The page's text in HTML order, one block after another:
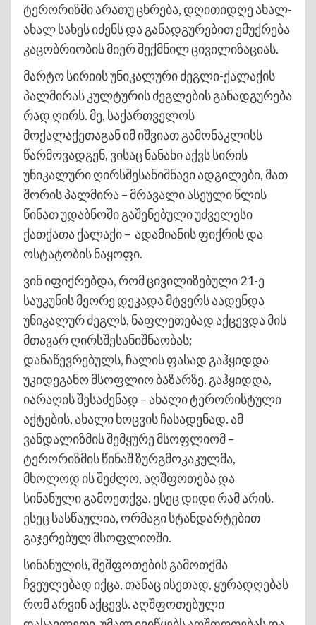
ტერორიზმი არათუ ცხრება, დღითიდღე ახალ-
ახალ სახეს იძენს და განადგურებით ემუქრება
კაცობრიობის მიერ შექმნილ ცივილიზაციას.
მარტო სირიის უნიკალური ძეგლი-ქალაქის
პალმირას კულტურის ძეგლების განადგურება
რად ღირს. მე, საქართველოს
მოქალაქეთაგან იმ იშვიათ გამონაკლისს
წარმოვადგენ, ვისაც ნანახი აქვს სირის
უნიკალური ღირსშესანიშნავი ადგილები, მათ
შორის პალმირა – მრავალი ასეული წლის
წინათ უდაბნოში გაშენებული უძველესი
ქათქათა ქალაქი – ადამიანის ფიქრის და
ოსტატობის ნაყოფი.
ვინ იფიქრებდა, რომ ცივილიზებული 21-ე
საუკუნის მეორე დეკადა მტვერს აადენდა
უნიკალურ ძეგლს, ნაფლეთებად აქცევდა მის
მთავარ ღირსშესანიშნაობას;
დანაწევრებულს, ჩალის ფასად გაჰყიდდა
უკიდეგანო მსოფლიო ბაზარზე. გაჰყიდდა,
იარაღის შესაძენად – ახალი ტერორისტული
აქტების, ახალი ხოცვის ჩასადენად. ამ
ვანდალიზმის შემყურე მსოფლიომ –
ტერორიზმის წინაშ ზურგმოკაკულმა,
მხოლოდ ის შეძლო, აღშფოთება და
სინანული გამოეთქვა. ესეც დიდი რამ არის.
ესეც სასწაულია, ორმაგი სტანდარტებით
გაჯერებულ მსოფლიოში.
სინანულის, შეშფოთების გამოთქმა
ჩვეულებად იქცა, თანაც ისეთად, ყურადღებას
რომ არვინ აქცევს. აღშფოთებული